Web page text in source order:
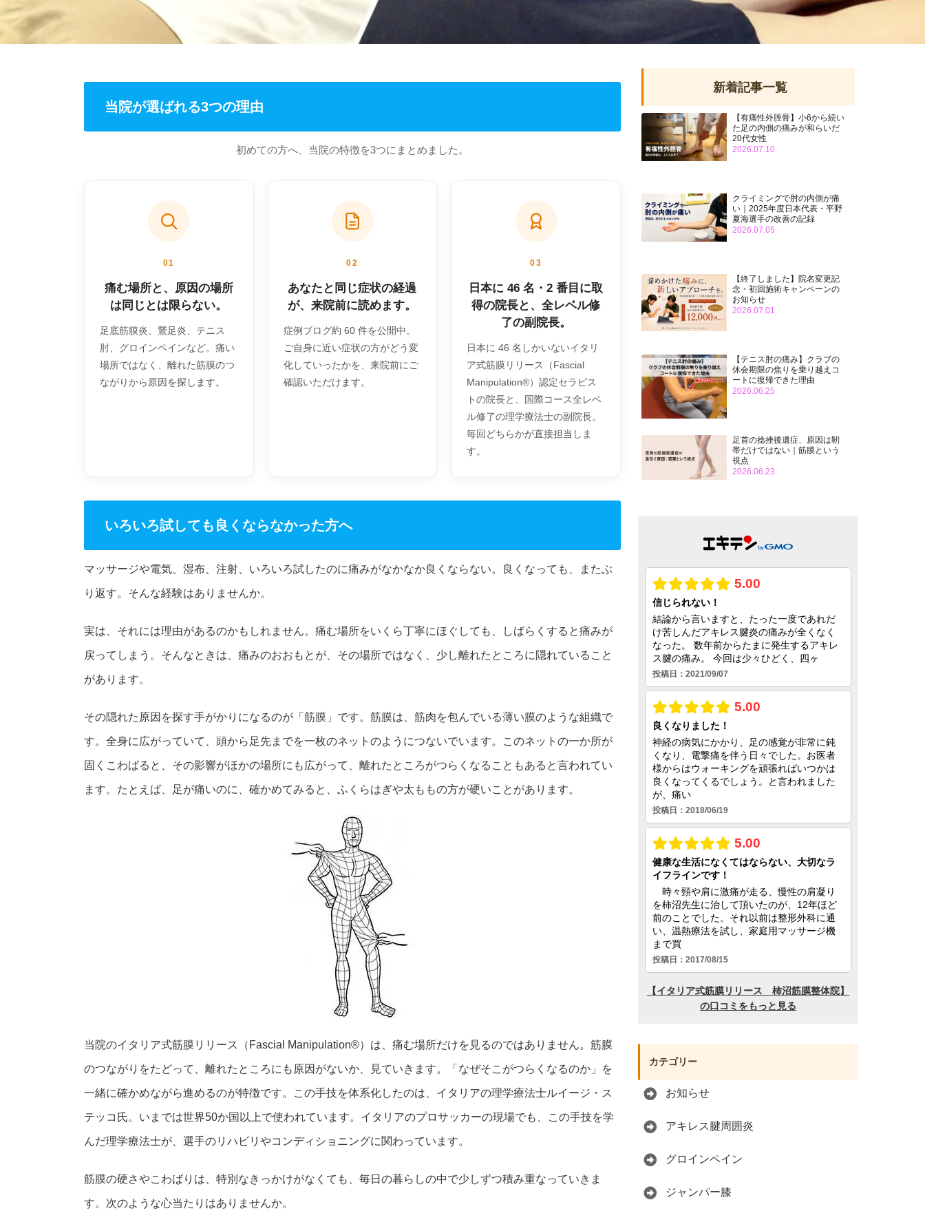
当院が選ばれる3つの理由
初めての方へ、当院の特徴を3つにまとめました。
01
痛む場所と、原因の場所
は同じとは限らない。
足底筋膜炎、鵞足炎、テニス
肘、グロインペインなど。痛い
場所ではなく、離れた筋膜のつ
ながりから原因を探します。
02
あなたと同じ症状の経過
が、来院前に読めます。
症例ブログ約 60 件を公開中。
ご自身に近い症状の方がどう変
化していったかを、来院前にご
確認いただけます。
03
日本に 46 名・2 番目に取
得の院長と、全レベル修
了の副院長。
日本に 46 名しかいないイタリ
ア式筋膜リリース（Fascial
Manipulation®）認定セラピス
トの院長と、国際コース全レベ
ル修了の理学療法士の副院長。
毎回どちらかが直接担当しま
す。
いろいろ試しても良くならなかった方へ
マッサージや電気、湿布、注射、いろいろ試したのに痛みがなかなか良くならない。良くなっても、またぶ
り返す。そんな経験はありませんか。
実は、それには理由があるのかもしれません。痛む場所をいくら丁寧にほぐしても、しばらくすると痛みが
戻ってしまう。そんなときは、痛みのおおもとが、その場所ではなく、少し離れたところに隠れていること
があります。
その隠れた原因を探す手がかりになるのが「筋膜」です。筋膜は、筋肉を包んでいる薄い膜のような組織で
す。全身に広がっていて、頭から足先までを一枚のネットのようにつないでいます。このネットの一か所が
固くこわばると、その影響がほかの場所にも広がって、離れたところがつらくなることもあると言われてい
ます。たとえば、足が痛いのに、確かめてみると、ふくらはぎや太ももの方が硬いことがあります。
当院のイタリア式筋膜リリース（Fascial Manipulation®）は、痛む場所だけを見るのではありません。筋膜
のつながりをたどって、離れたところにも原因がないか、見ていきます。「なぜそこがつらくなるのか」を
一緒に確かめながら進めるのが特徴です。この手技を体系化したのは、イタリアの理学療法士ルイージ・ス
テッコ氏。いまでは世界50か国以上で使われています。イタリアのプロサッカーの現場でも、この手技を学
んだ理学療法士が、選手のリハビリやコンディショニングに関わっています。
筋膜の硬さやこわばりは、特別なきっかけがなくても、毎日の暮らしの中で少しずつ積み重なっていきま
す。次のような心当たりはありませんか。
新着記事一覧
【有痛性外脛骨】小6から続い
た足の内側の痛みが和らいだ
20代女性
2026.07.10
クライミングで肘の内側が痛
い｜2025年度日本代表・平野
夏海選手の改善の記録
2026.07.05
【終了しました】院名変更記
念・初回施術キャンペーンの
お知らせ
2026.07.01
【テニス肘の痛み】クラブの
休会期限の焦りを乗り越えコ
ートに復帰できた理由
2026.06.25
足首の捻挫後遺症、原因は靭
帯だけではない｜筋膜という
視点
2026.06.23
カテゴリー
お知らせ
アキレス腱周囲炎
グロインペイン
ジャンパー膝